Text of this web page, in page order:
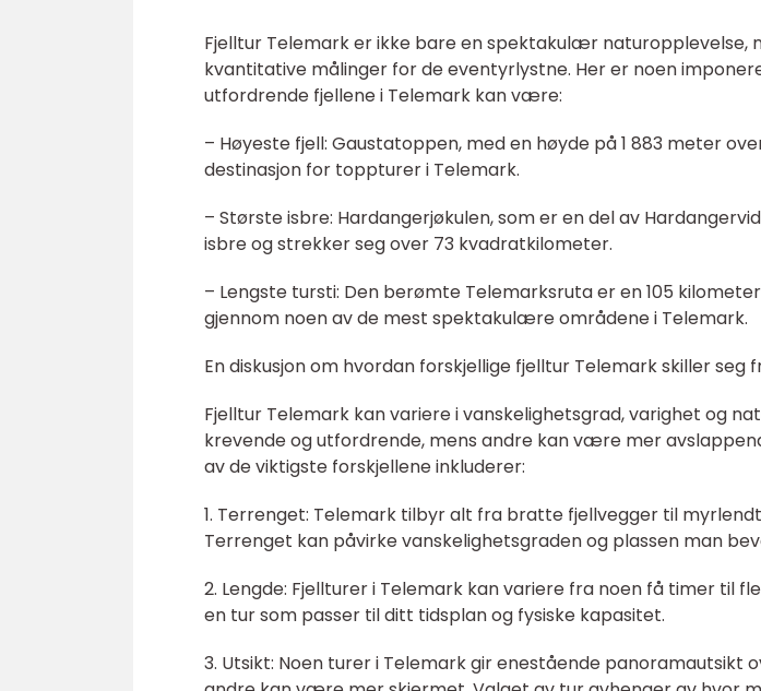
Fjelltur Telemark er ikke bare en spektakulær naturopplevelse,
kvantitative målinger for de eventyrlystne. Her er noen
utfordrende fjellene i Telemark kan være:
– Høyeste fjell: Gaustatoppen, med en høyde på 1 883 meter
destinasjon for toppturer i Telemark.
– Største isbre: Hardangerjøkulen, som er en del av
isbre og strekker seg over 73 kvadratkilometer.
– Lengste tursti: Den berømte Telemarksruta er en 105
gjennom noen av de mest spektakulære områdene i Telemark.
En diskusjon om hvordan forskjellige fjelltur Telemark skiller seg
Fjelltur Telemark kan variere i vanskelighetsgrad, varighet og
krevende og utfordrende, mens andre kan være mer
av de viktigste forskjellene inkluderer:
1. Terrenget: Telemark tilbyr alt fra bratte fjellvegger til
Terrenget kan påvirke vanskelighetsgraden og plassen man
2. Lengde: Fjellturer i Telemark kan variere fra noen få timer til
en tur som passer til ditt tidsplan og fysiske kapasitet.
3. Utsikt: Noen turer i Telemark gir enestående panoramautsikt